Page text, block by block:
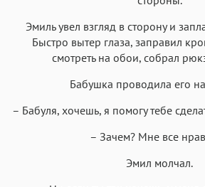
Эмиль увел взгляд в сторону и
Быстро вытер глаза, заправил
смотреть на обои, собрал
Бабушка проводила его
– Бабуля, хочешь, я помогу тебе
– Зачем? Мне все
Эмил молчал.